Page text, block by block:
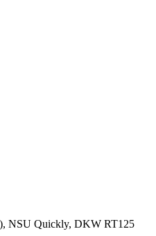
NSU Quickly, DKW RT125